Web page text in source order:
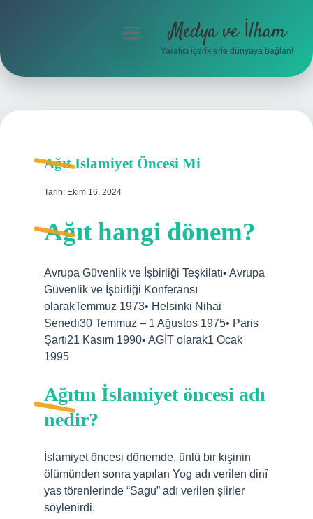
Hakkımızda
menüyü
Medya ve İlham
Yaratıcı içeriklerle dünyaya bağlan!
Ağıt Islamiyet Öncesi Mi
Tarih: Ekim 16, 2024
Ağıt hangi dönem?
Avrupa Güvenlik ve İşbirliği Teşkilatı• Avrupa
Güvenlik ve İşbirliği Konferansı
olarakTemmuz 1973• Helsinki Nihai
Senedi30 Temmuz – 1 Ağustos 1975• Paris
Şartı21 Kasım 1990• AGİT olarak1 Ocak
1995
Ağıtın İslamiyet öncesi adı
nedir?
İslamiyet öncesi dönemde, ünlü bir kişinin
ölümünden sonra yapılan Yog adı verilen dinî
yas törenlerinde “Sagu” adı verilen şiirler
söylenirdi.